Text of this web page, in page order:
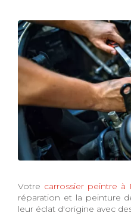
Votre carrossier peintre à
réparation et la peinture
leur éclat d'origine avec